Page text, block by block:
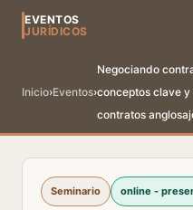
EVENTOS
JURÍDICOS
Inicio›Eventos›
Negociando
conceptos clave
contratos
Seminario online -